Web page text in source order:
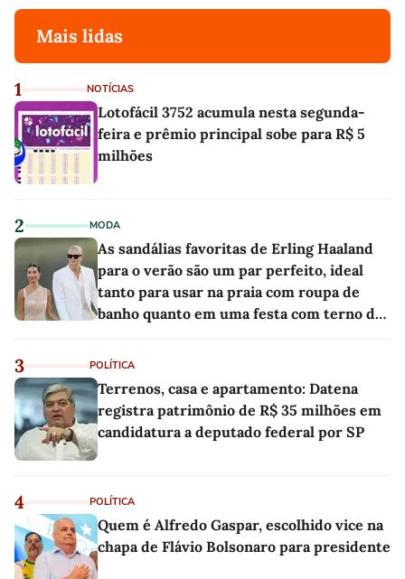
Mais lidas
1 NOTÍCIAS
Lotofácil 3752 acumula nesta segunda-
feira e prêmio principal sobe para R$ 5
milhões
2 MODA
As sandálias favoritas de Erling Haaland
para o verão são um par perfeito, ideal
tanto para usar na praia com roupa de
banho quanto em uma festa com terno de
3 POLÍTICA
Terrenos, casa e apartamento: Datena
registra patrimônio de R$ 35 milhões em
candidatura a deputado federal por SP
4 POLÍTICA
Quem é Alfredo Gaspar, escolhido vice na
chapa de Flávio Bolsonaro para presidente